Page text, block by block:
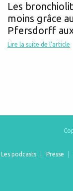
Les
moins grâce
Pfersdorff
Lire la suite de l'article
Les podcasts
Presse